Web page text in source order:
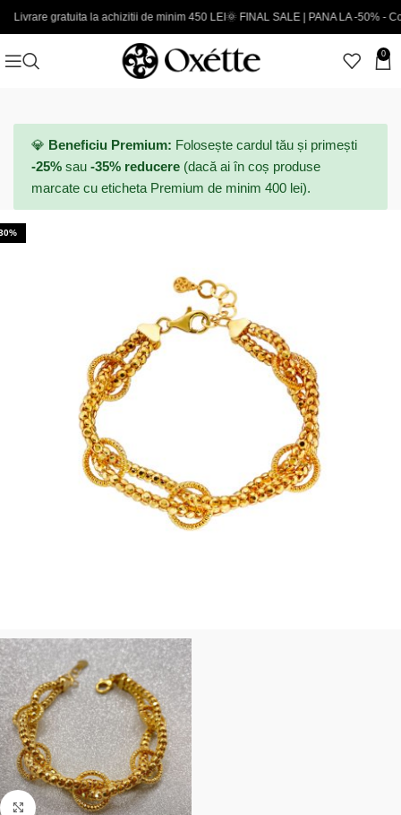
la achizitii de minim 450 LEI🌞 FINAL SALE | PANA LA -50% - Coduri noi
0
💎 Beneficiu Premium: Folosește cardul tău și primești
-25% sau -35% reducere (dacă ai în coș produse
marcate cu eticheta Premium de minim 400 lei).
Click to enlarge